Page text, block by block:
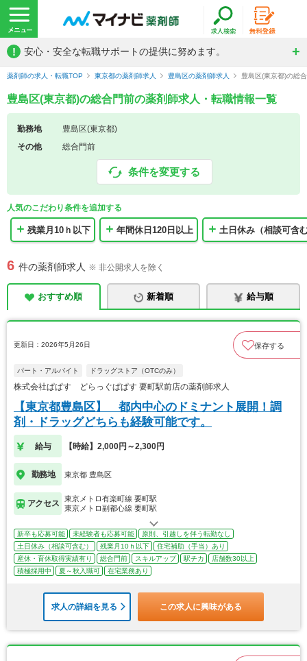
! 安心・安全な転職サポートの提供に努めます。
薬剤師の求人・転職TOP 東京都の薬剤師求人 豊島区の薬剤師求人 豊島区(東京都)の総
豊島区(東京都)の総合門前の薬剤師求人・転職情報一覧
勤務地
豊島区(東京都)
その他
総合門前
条件を変更する
人気のこだわり条件を追加する
残業月10ｈ以下 年間休日120日以上 土日休み（相談可含
6 件の薬剤師求人 ※ 非公開求人を除く
おすすめ順 新着順 給与順
更新日：2026年5月26日 保存する
パート・アルバイト ドラッグストア（OTCのみ）
株式会社ぱぱす どらっぐぱぱす 要町駅前店の薬剤師求人
【東京都豊島区】 都内中心のドミナント展開！調
剤・ドラッグどちらも経験可能です。
給与 【時給】2,000円～2,300円
勤務地 東京都 豊島区
アクセス
東京メトロ有楽町線 要町駅
東京メトロ副都心線 要町駅
新卒も応募可能 未経験者も応募可能
原則、引越しを伴う転勤なし
土日休み（相談可含む）
残業月10ｈ以下
住宅補助（手当）あり
産休・育休取得実績有り
総合門前 スキルアップ 駅チカ
店舗数30以上
積極採用中
夏～秋入職可 在宅業務あり
求人の詳細を見る この求人に興味がある